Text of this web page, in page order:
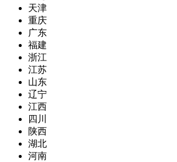
天津
重庆
广东
福建
浙江
江苏
山东
辽宁
江西
四川
陕西
湖北
河南